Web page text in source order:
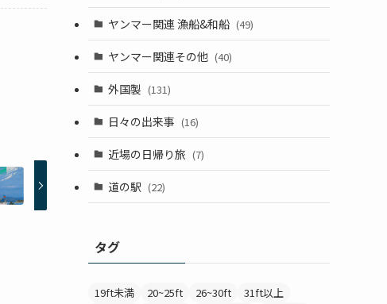
ヤンマー関連 漁船&和船 (49)
ヤンマー関連その他 (40)
外国製 (131)
日々の出来事 (16)
近場の日帰り旅 (7)
道の駅 (22)
タグ
19ft未満 20~25ft 26~30ft
31ft以上